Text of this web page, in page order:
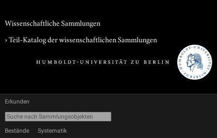
Wissenschaftliche Sammlungen
› Teil-Katalog der wissenschaftlichen Sammlungen
Erkunden
Bestände Systematik